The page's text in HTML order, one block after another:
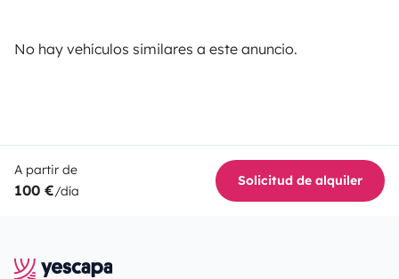
No hay vehículos similares a este anuncio.
A partir de
100 €/día
Solicitud de alquiler